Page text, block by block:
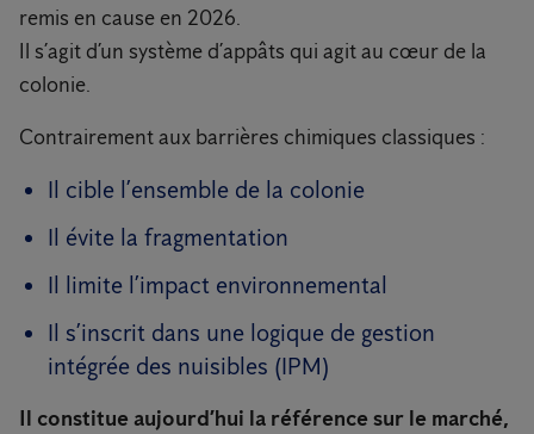
remis en cause en 2026.
Il s’agit d’un système d’appâts qui agit au cœur de la
colonie.
Contrairement aux barrières chimiques classiques :
Il cible l’ensemble de la colonie
Il évite la fragmentation
Il limite l’impact environnemental
Il s’inscrit dans une logique de gestion
intégrée des nuisibles (IPM)
Il constitue aujourd’hui la référence sur le marché,